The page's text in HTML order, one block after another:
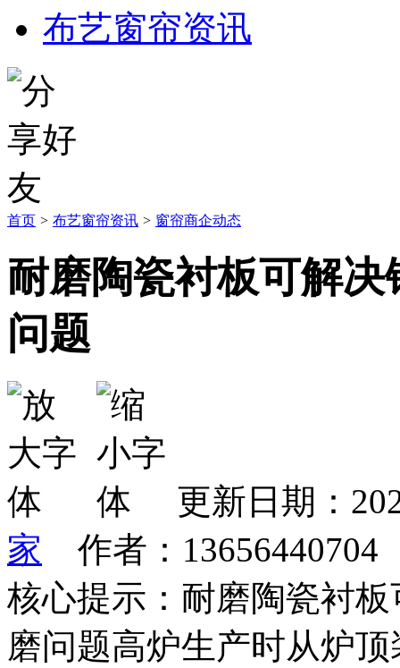
布艺窗帘资讯
首页 > 布艺窗帘资讯 > 窗帘商企动态
耐磨陶瓷衬板可解
问题
更新日期：
家 作者：
核心提示：耐磨陶瓷衬
磨问题高炉生产时从炉